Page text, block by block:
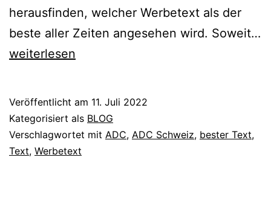
herausfinden, welcher Werbetext als der
beste aller Zeiten angesehen wird. Soweit…
Gesucht:
beste
deutsche
Werbetext
aller
weiterlesen
Veröffentlicht am 11. Juli 2022
Kategorisiert als BLOG
Verschlagwortet mit ADC, ADC Schweiz, bester Text,
Text, Werbetext